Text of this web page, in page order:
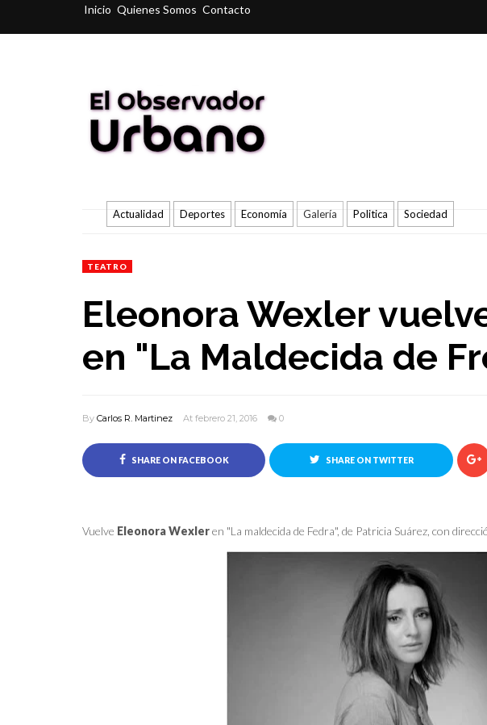
Inicio Quienes Somos Contacto
Actualidad Deportes Economía Galería Politica Sociedad
TEATRO
Eleonora Wexler
en "La Maldecida de
By Carlos R. Martinez At febrero 21, 2016 0
SHARE ON FACEBOOK SHARE ON TWITTER
Vuelve Eleonora Wexleren "La maldecida de Fedra", de Patricia Suárez, con